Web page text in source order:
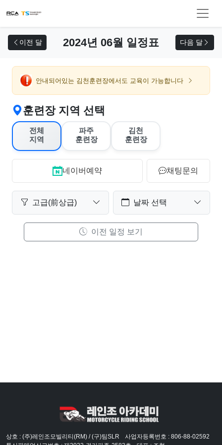
이전 달 2024년 06월 일정표 다음 달
안내되어있는 김천훈련장에서도 교육이 가능합니다
훈련장 지역 선택
전체
지역
파주
훈련장
김천
훈련장
네이버예약 채팅문의
고급(前상급) 날짜 선택
이전 일정 보기
상호 : (주)레인조모빌리티(RM) / (구)팀SLR
사업자등록번호 : 806-88-02592